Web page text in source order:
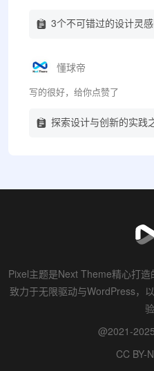
3个不可错过的设计灵
懂球帝
写的很好，给你点赞了
探索设计与创新的实践
Pixel主题是Next Theme精心打
致力于无限驱动与WordPress，
验
@2021-
CC BY-